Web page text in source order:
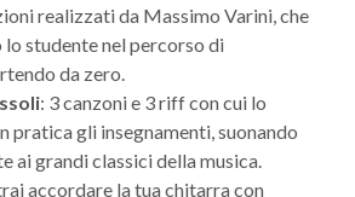
realizzati da Massimo Varini, che
studente nel percorso di
da zero.
: 3 canzoni e 3 riff con cui lo
pratica gli insegnamenti, suonando
ai grandi classici della musica.
accordare la tua chitarra con